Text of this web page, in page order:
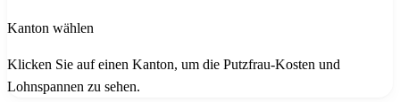
Kanton wählen
Klicken Sie auf einen Kanton, um die Putzfrau-Kosten und
Lohnspannen zu sehen.